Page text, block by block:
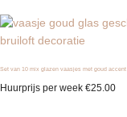
Set van 10 mix glazen vaasjes met goud accent
Huurprijs per week €25.00